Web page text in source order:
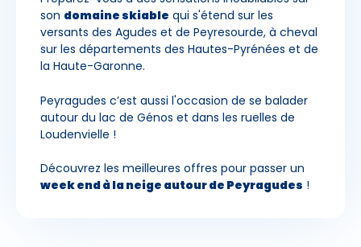
son domaine skiable qui s'étend sur les
versants des Agudes et de Peyresourde, à cheval
sur les départements des Hautes-Pyrénées et de
la Haute-Garonne.
Peyragudes c’est aussi l'occasion de se balader
autour du lac de Génos et dans les ruelles de
Loudenvielle !
Découvrez les meilleures offres pour passer un
week end à la neige autour de Peyragudes !